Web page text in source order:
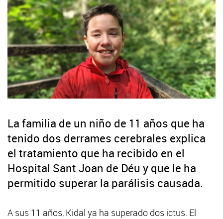
La familia de un niño de 11 años que ha
tenido dos derrames cerebrales explica
el tratamiento que ha recibido en el
Hospital Sant Joan de Déu y que le ha
permitido superar la parálisis causada.
A sus 11 años, Kidal ya ha superado dos ictus. El